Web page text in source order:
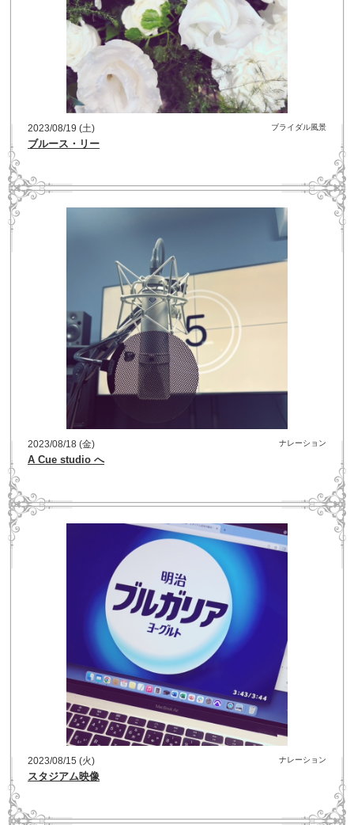
2023/08/19 (土) ブライダル風景
ブルース・リー
2023/08/18 (金) ナレーション
A Cue studio へ
2023/08/15 (火) ナレーション
スタジアム映像